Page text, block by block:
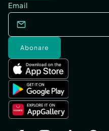
Email
Abonare